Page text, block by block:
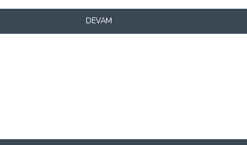
DEVAM